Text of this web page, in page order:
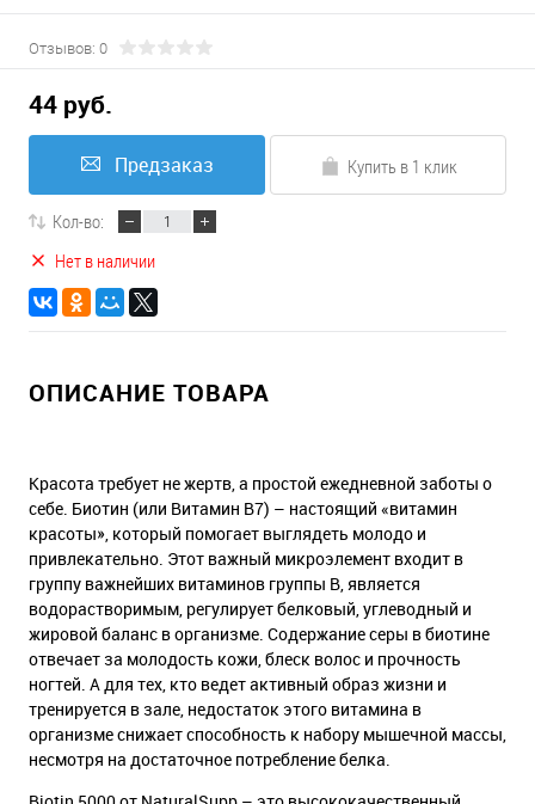
Отзывов: 0
44 руб.
Предзаказ Купить в 1 клик
Кол-во:
Нет в наличии
ОПИСАНИЕ ТОВАРА
Красота требует не жертв, а простой ежедневной заботы о
себе. Биотин (или Витамин В7) – настоящий «витамин
красоты», который помогает выглядеть молодо и
привлекательно. Этот важный микроэлемент входит в
группу важнейших витаминов группы В, является
водорастворимым, регулирует белковый, углеводный и
жировой баланс в организме. Содержание серы в биотине
отвечает за молодость кожи, блеск волос и прочность
ногтей. А для тех, кто ведет активный образ жизни и
тренируется в зале, недостаток этого витамина в
организме снижает способность к набору мышечной массы,
несмотря на достаточное потребление белка.